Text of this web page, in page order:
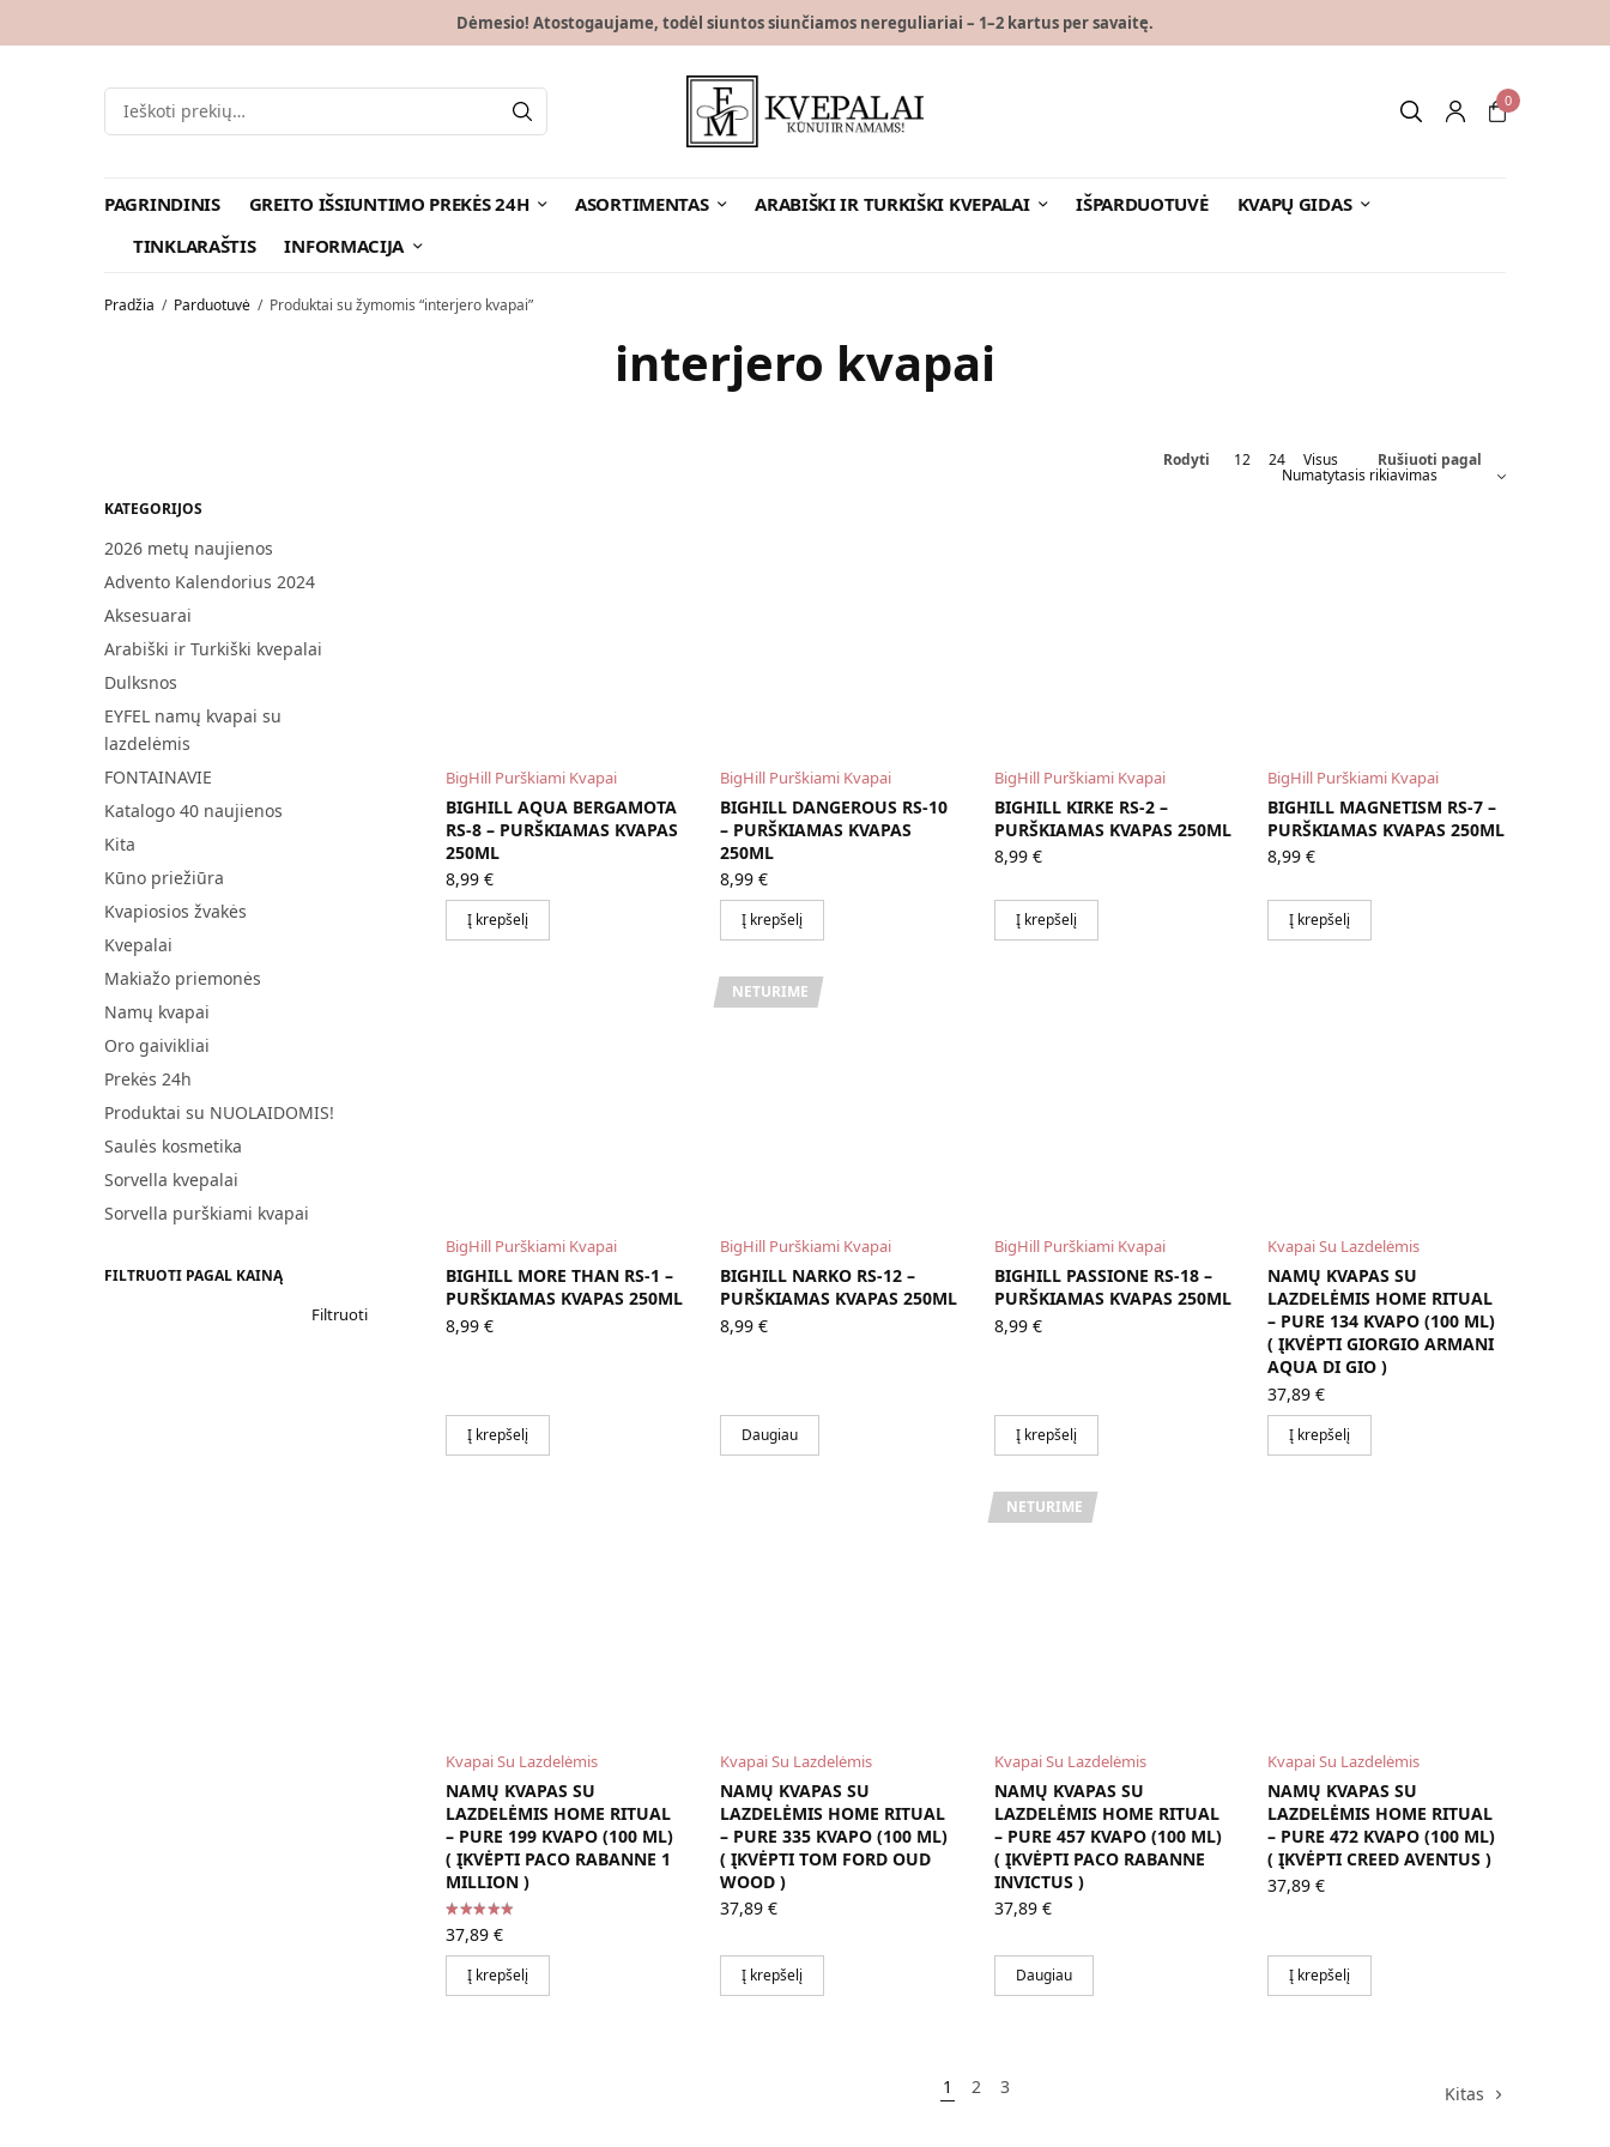
Dėmesio! Atostogaujame, todėl siuntos siunčiamos nereguliariai – 1–2 kartus per savaitę.
0
PAGRINDINIS GREITO IŠSIUNTIMO PREKĖS 24H ASORTIMENTAS ARABIŠKI IR TURKIŠKI KVEPALAI IŠPARDUOTUVĖ
KVAPŲ GIDAS
TINKLARAŠTIS
INFORMACIJA
Pradžia / Parduotuvė / Produktai su žymomis “interjero kvapai”
interjero kvapai
KATEGORIJOS
2026 metų naujienos
Advento Kalendorius 2024
Aksesuarai
Arabiški ir Turkiški kvepalai
Dulksnos
EYFEL namų kvapai su
lazdelėmis
FONTAINAVIE
Katalogo 40 naujienos
Kita
Kūno priežiūra
Kvapiosios žvakės
Kvepalai
Makiažo priemonės
Namų kvapai
Oro gaivikliai
Prekės 24h
Produktai su NUOLAIDOMIS!
Saulės kosmetika
Sorvella kvepalai
Sorvella purškiami kvapai
FILTRUOTI PAGAL KAINĄ
Filtruoti
Rodyti 12 24 Visus Rušiuoti pagal
BigHill Purškiami Kvapai
BIGHILL AQUA BERGAMOTA
RS-8 – PURŠKIAMAS KVAPAS
250ML
8,99 €
Į krepšelį
BigHill Purškiami Kvapai
BIGHILL DANGEROUS RS-10
– PURŠKIAMAS KVAPAS
250ML
8,99 €
Į krepšelį
BigHill Purškiami Kvapai
BIGHILL KIRKE RS-2 –
PURŠKIAMAS KVAPAS 250ML
8,99 €
Į krepšelį
BigHill Purškiami Kvapai
BIGHILL MAGNETISM RS-7 –
PURŠKIAMAS KVAPAS 250ML
8,99€
Į krepšelį
BigHill Purškiami Kvapai
BIGHILL MORE THAN RS-1 –
PURŠKIAMAS KVAPAS 250ML
8,99 €
Į krepšelį
NETURIME
BigHill Purškiami Kvapai
BIGHILL NARKO RS-12 –
PURŠKIAMAS KVAPAS 250ML
8,99 €
Daugiau
BigHill Purškiami Kvapai
BIGHILL PASSIONE RS-18 –
PURŠKIAMAS KVAPAS 250ML
8,99 €
Į krepšelį
Kvapai Su Lazdelėmis
NAMŲ KVAPAS SU
LAZDELĖMIS HOME RITUAL
– PURE 134 KVAPO (100 ML)
( ĮKVĖPTI GIORGIO ARMANI
AQUA DI GIO )
37,89€
Į krepšelį
Kvapai Su Lazdelėmis
NAMŲ KVAPAS SU
LAZDELĖMIS HOME RITUAL
– PURE 199 KVAPO (100 ML)
( ĮKVĖPTI PACO RABANNE 1
MILLION )
37,89 €
Į krepšelį
Kvapai Su Lazdelėmis
NAMŲ KVAPAS SU
LAZDELĖMIS HOME RITUAL
– PURE 335 KVAPO (100 ML)
( ĮKVĖPTI TOM FORD OUD
WOOD )
37,89 €
Į krepšelį
NETURIME
Kvapai Su Lazdelėmis
NAMŲ KVAPAS SU
LAZDELĖMIS HOME RITUAL
– PURE 457 KVAPO (100 ML)
( ĮKVĖPTI PACO RABANNE
INVICTUS )
37,89 €
Daugiau
Kvapai Su Lazdelėmis
NAMŲ KVAPAS SU
LAZDELĖMIS HOME RITUAL
– PURE 472 KVAPO (100 ML)
( ĮKVĖPTI CREED AVENTUS )
37,89€
Į krepšelį
1 2 3 Kitas